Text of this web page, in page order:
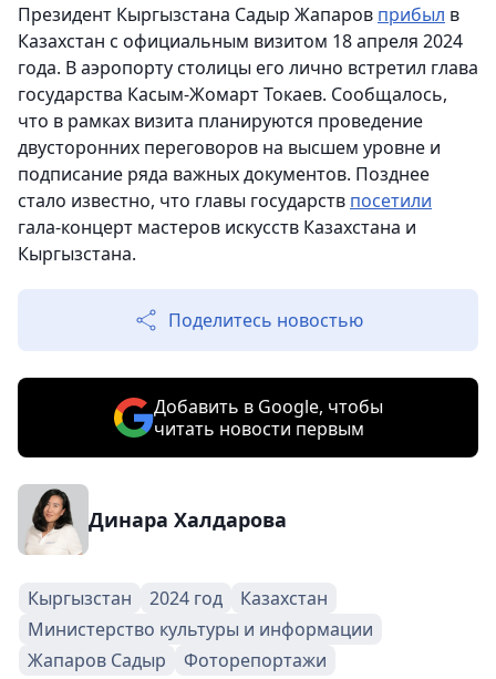
Президент Кыргызстана Садыр Жапаров прибыл в
Казахстан с официальным визитом 18 апреля 2024
года. В аэропорту столицы его лично встретил глава
государства Касым-Жомарт Токаев. Сообщалось,
что в рамках визита планируются проведение
двусторонних переговоров на высшем уровне и
подписание ряда важных документов. Позднее
стало известно, что главы государств посетили
гала-концерт мастеров искусств Казахстана и
Кыргызстана.
Поделитесь новостью
Добавить в Google, чтобы
читать новости первым
Динара Халдарова
Кыргызстан 2024 год
Казахстан
Министерство культуры и информации
Жапаров Садыр
Фоторепортажи